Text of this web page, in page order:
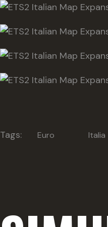
Tags: Euro Italia